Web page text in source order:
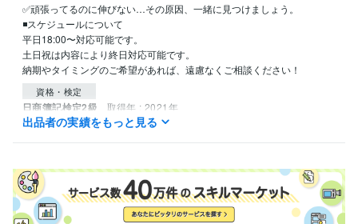
✅頑張ってるのに伸びない…その原因、一緒に見つけましょう。
◾️スケジュールについて
平日18:00〜対応可能です。
土日祝は内容により終日対応可能です。
資格・検定
日商簿記検定2級 取得年 : 2021年
出品者の実績をもっと見る